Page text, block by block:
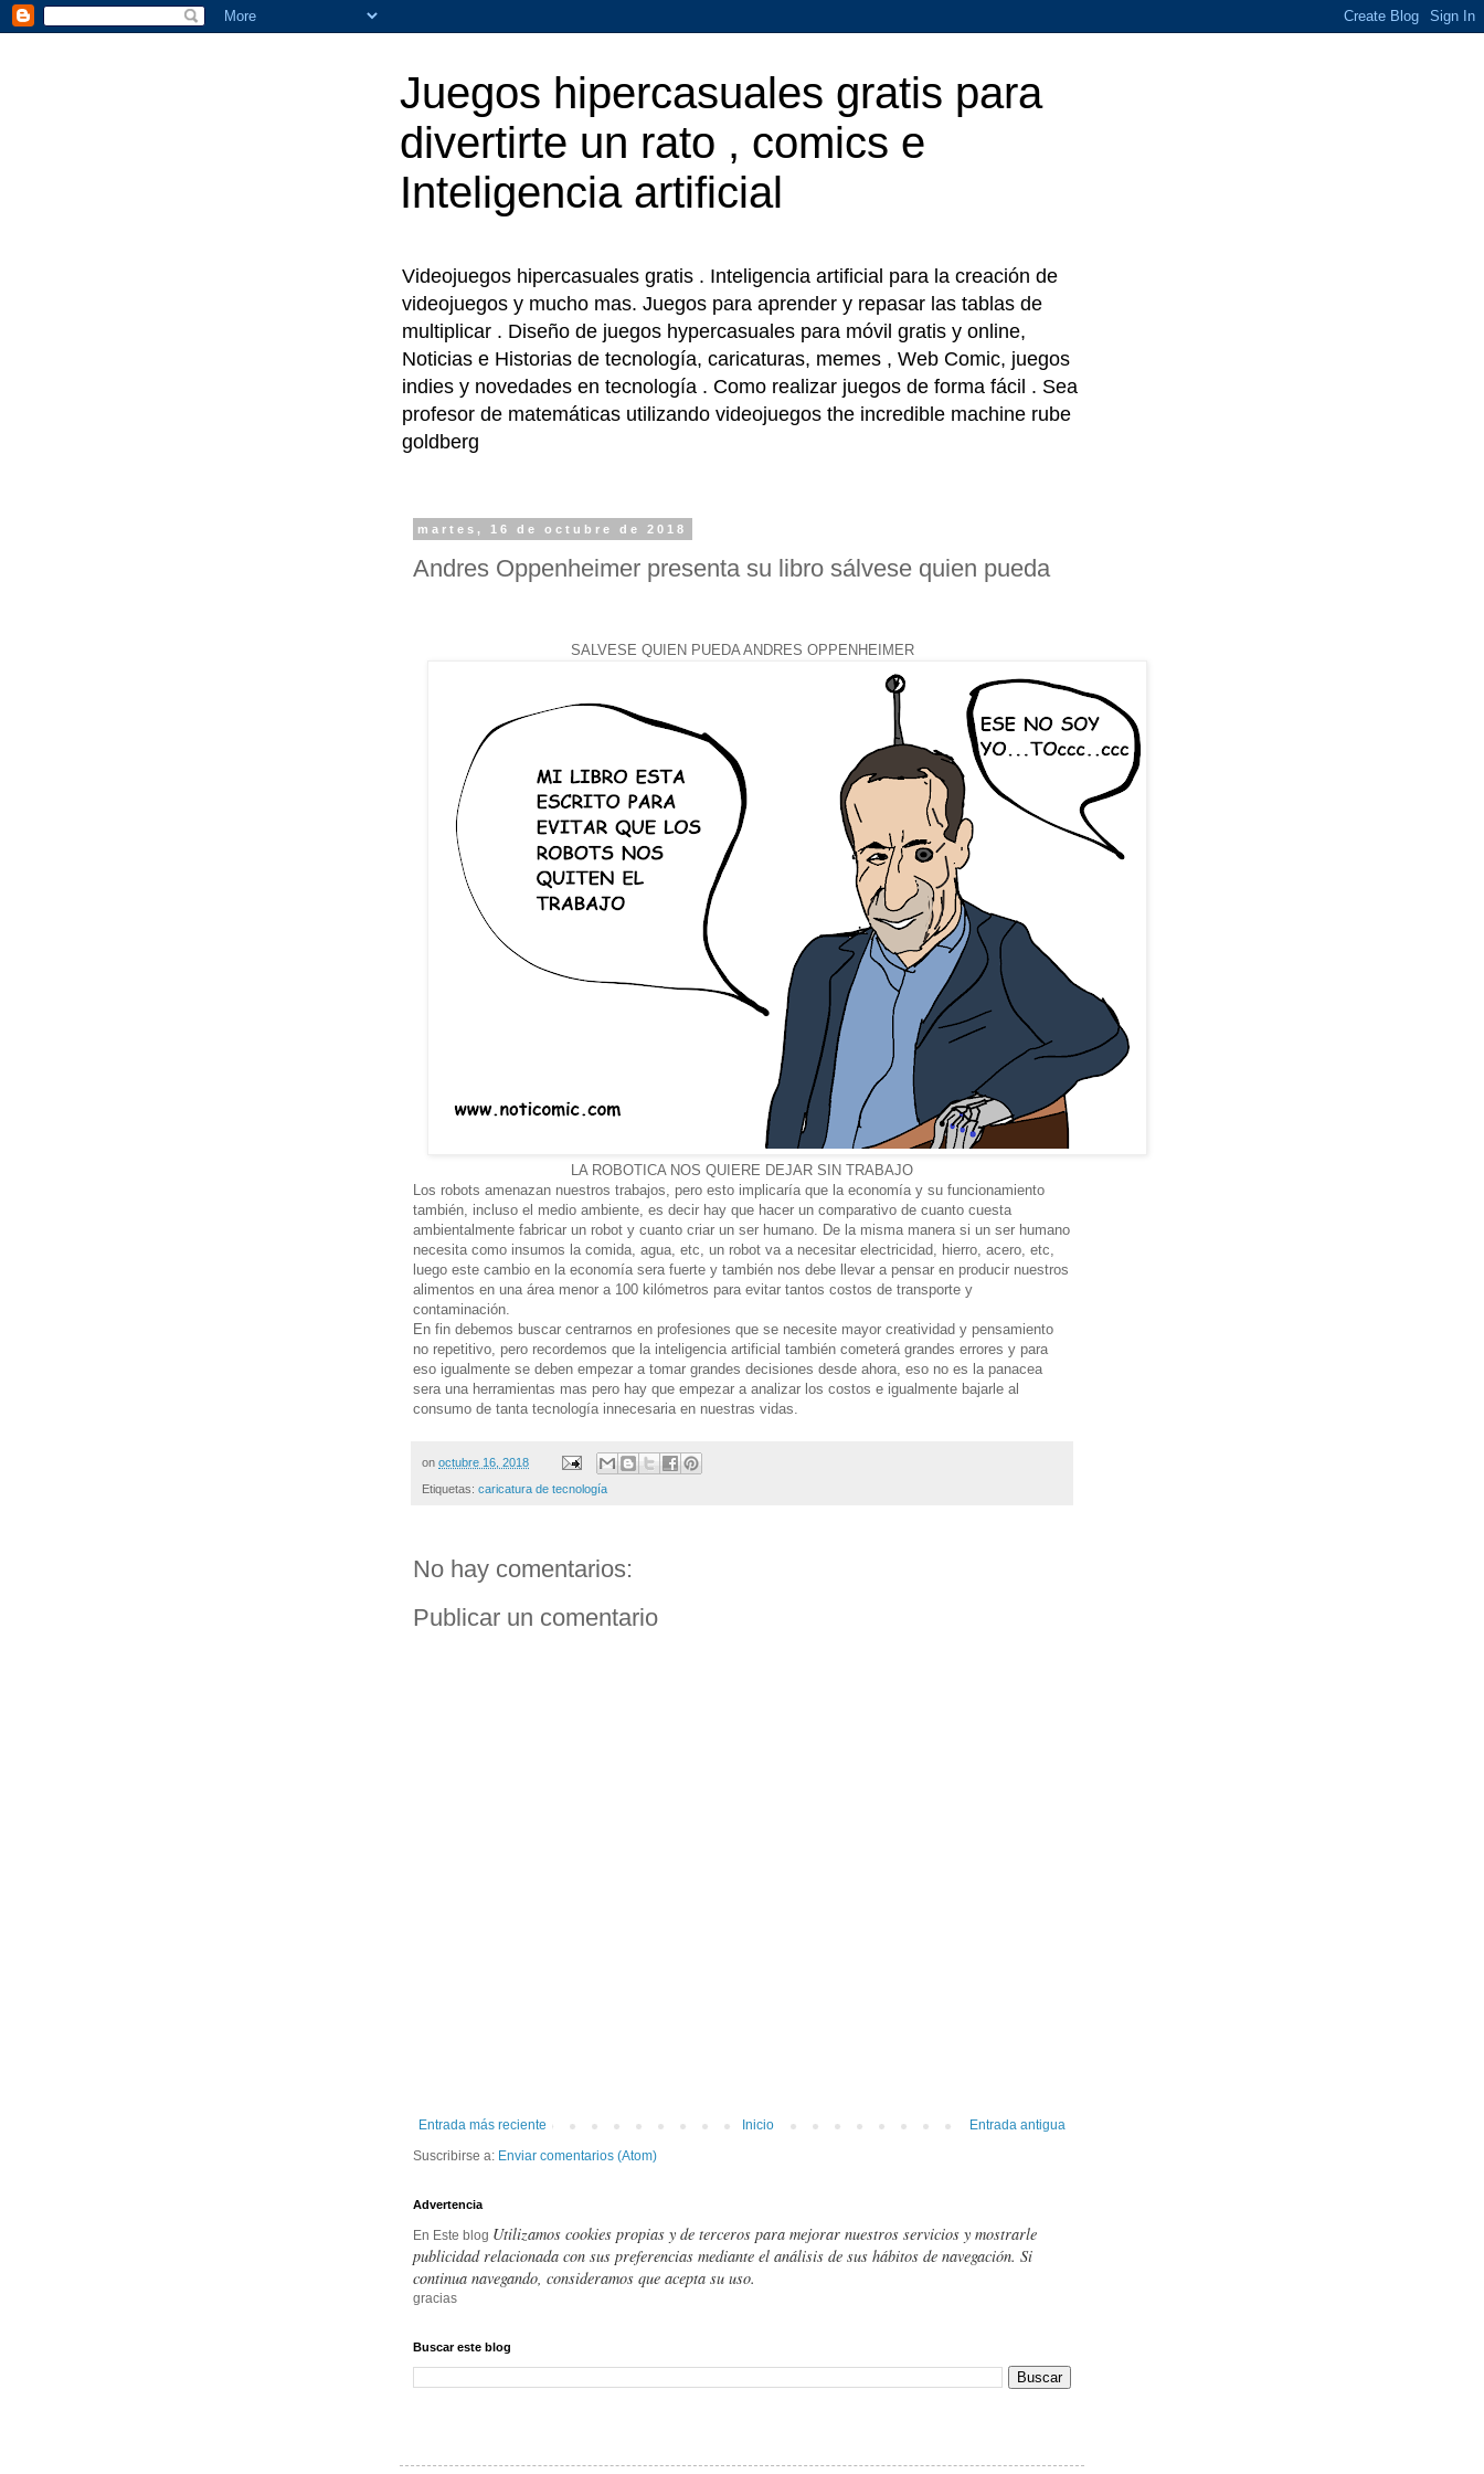
Juegos hipercasuales gratis para
divertirte un rato , comics e
Inteligencia artificial
Videojuegos hipercasuales gratis . Inteligencia artificial para la creación de
videojuegos y mucho mas. Juegos para aprender y repasar las tablas de
multiplicar . Diseño de juegos hypercasuales para móvil gratis y online,
Noticias e Historias de tecnología, caricaturas, memes , Web Comic, juegos
indies y novedades en tecnología . Como realizar juegos de forma fácil . Sea
profesor de matemáticas utilizando videojuegos the incredible machine rube
goldberg
martes, 16 de octubre de 2018
Andres Oppenheimer presenta su libro sálvese quien pueda
SALVESE QUIEN PUEDA ANDRES OPPENHEIMER
LA ROBOTICA NOS QUIERE DEJAR SIN TRABAJO
Los robots amenazan nuestros trabajos, pero esto implicaría que la economía y su funcionamiento
también, incluso el medio ambiente, es decir hay que hacer un comparativo de cuanto cuesta
ambientalmente fabricar un robot y cuanto criar un ser humano. De la misma manera si un ser humano
necesita como insumos la comida, agua, etc, un robot va a necesitar electricidad, hierro, acero, etc,
luego este cambio en la economía sera fuerte y también nos debe llevar a pensar en producir nuestros
alimentos en una área menor a 100 kilómetros para evitar tantos costos de transporte y
contaminación.
En fin debemos buscar centrarnos en profesiones que se necesite mayor creatividad y pensamiento
no repetitivo, pero recordemos que la inteligencia artificial también cometerá grandes errores y para
eso igualmente se deben empezar a tomar grandes decisiones desde ahora, eso no es la panacea
sera una herramientas mas pero hay que empezar a analizar los costos e igualmente bajarle al
consumo de tanta tecnología innecesaria en nuestras vidas.
on octubre 16, 2018
Etiquetas: caricatura de tecnología
No hay comentarios:
Publicar un comentario
Entrada más reciente Entrada antigua
Inicio
Suscribirse a: Enviar comentarios (Atom)
Advertencia
En Este blog Utilizamos cookies propias y de terceros para mejorar nuestros servicios y mostrarle
publicidad relacionada con sus preferencias mediante el análisis de sus hábitos de navegación. Si
continua navegando, consideramos que acepta su uso.
gracias
Buscar este blog